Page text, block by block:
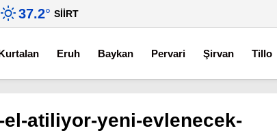
37.2° SIIRT
Eruh Baykan Pervari Şirvan Tillo
el-atiliyor-yeni-evlenecek-